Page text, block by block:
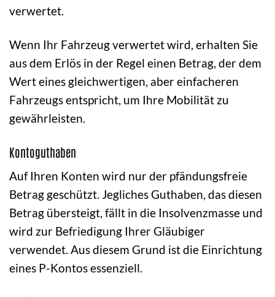
verwertet.
Wenn Ihr Fahrzeug verwertet wird, erhalten Sie
aus dem Erlös in der Regel einen Betrag, der dem
Wert eines gleichwertigen, aber einfacheren
Fahrzeugs entspricht, um Ihre Mobilität zu
gewährleisten.
Kontoguthaben
Auf Ihren Konten wird nur der pfändungsfreie
Betrag geschützt. Jegliches Guthaben, das diesen
Betrag übersteigt, fällt in die Insolvenzmasse und
wird zur Befriedigung Ihrer Gläubiger
verwendet. Aus diesem Grund ist die Einrichtung
eines P-Kontos essenziell.